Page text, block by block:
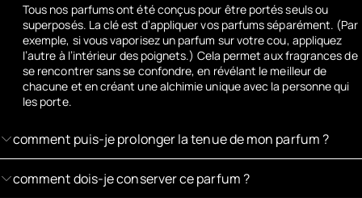
Tous nos parfums ont été conçus pour être portés seuls ou
superposés. La clé est d’appliquer vos parfums séparément. (Par
exemple, si vous vaporisez un parfum sur votre cou, appliquez
l’autre à l’intérieur des poignets.) Cela permet aux fragrances de
se rencontrer sans se confondre, en révélant le meilleur de
chacune et en créant une alchimie unique avec la personne qui
les porte.
comment puis-je prolonger la tenue de mon parfum ?
comment dois-je conserver ce parfum ?